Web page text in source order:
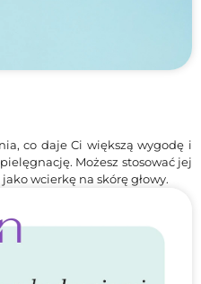
co daje Ci większą wygodę i
Możesz stosować jej
jako wcierkę na skórę głowy.